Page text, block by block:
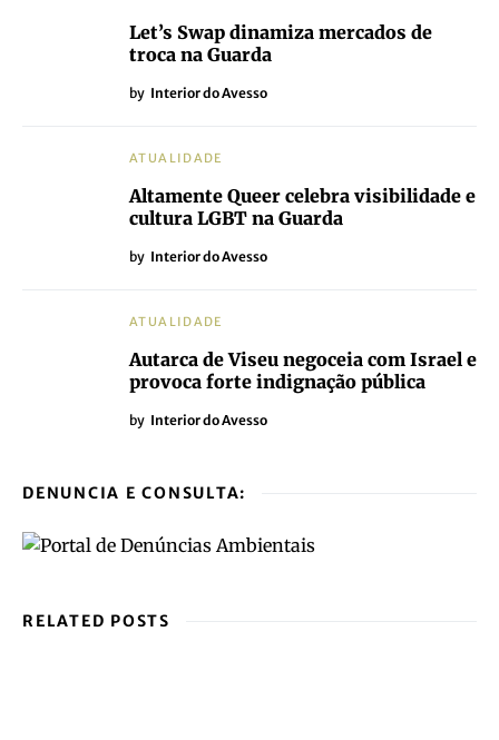
Let’s Swap dinamiza mercados de
troca na Guarda
by Interior do Avesso
ATUALIDADE
Altamente Queer celebra visibilidade e
cultura LGBT na Guarda
by Interior do Avesso
ATUALIDADE
Autarca de Viseu negoceia com Israel e
provoca forte indignação pública
by Interior do Avesso
DENUNCIA E CONSULTA:
RELATED POSTS